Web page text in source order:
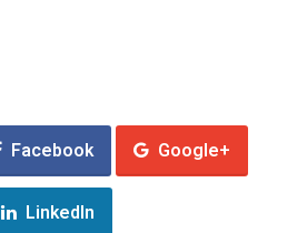
Facebook Google+
LinkedIn